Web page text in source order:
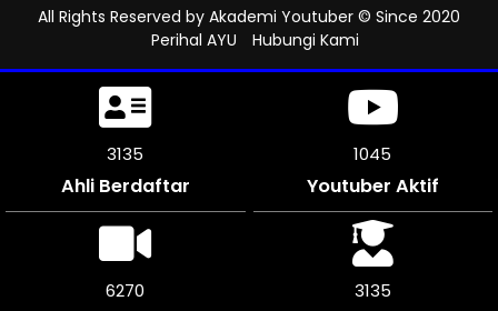
All Rights Reserved by Akademi Youtuber © Since 2020
Perihal AYU
Hubungi Kami
3609
Ahli Berdaftar
1203
Youtuber Aktif
7212 3606